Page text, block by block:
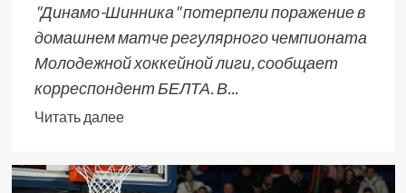
"Динамо-Шинника" потерпели поражение в
домашнем матче регулярного чемпионата
Молодежной хоккейной лиги, сообщает
корреспондент БЕЛТА. В...
Читать далее